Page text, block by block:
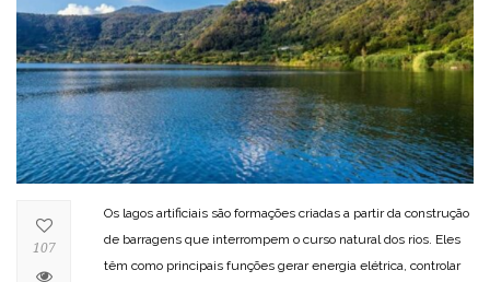
Os lagos artificiais são formações criadas a partir da construção
de barragens que interrompem o curso natural dos rios. Eles
têm como principais funções gerar energia elétrica, controlar
107